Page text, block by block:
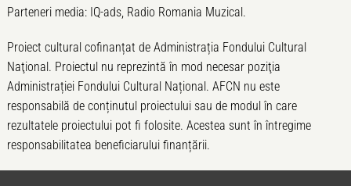
Parteneri media: IQ-ads, Radio Romania Muzical.
Proiect cultural cofinanțat de Administrația Fondului Cultural
Naţional. Proiectul nu reprezintă în mod necesar poziţia
Administrației Fondului Cultural Național. AFCN nu este
responsabilă de conținutul proiectului sau de modul în care
rezultatele proiectului pot fi folosite. Acestea sunt în întregime
responsabilitatea beneficiarului finanțării.